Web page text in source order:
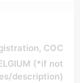
COC
(*if not
description)